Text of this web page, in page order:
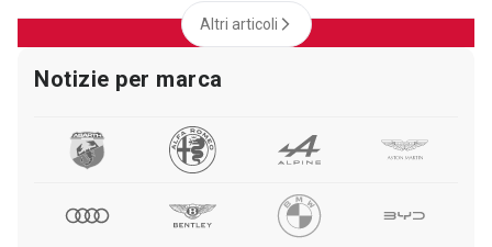
Altri articoli
Notizie per marca